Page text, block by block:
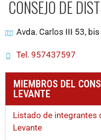
CONSEJO DE
Avda. Carlos III 53,
Tel. 957437597
MIEMBROS DEL
LEVANTE
Listado de integrantes
Levante